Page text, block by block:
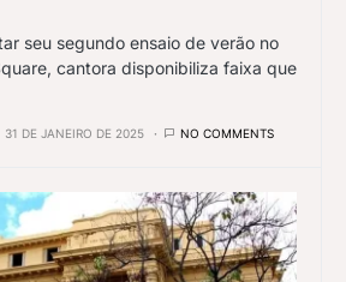
seu segundo ensaio de verão no
cantora disponibiliza faixa que
31 DE JANEIRO DE 2025 NO COMMENTS